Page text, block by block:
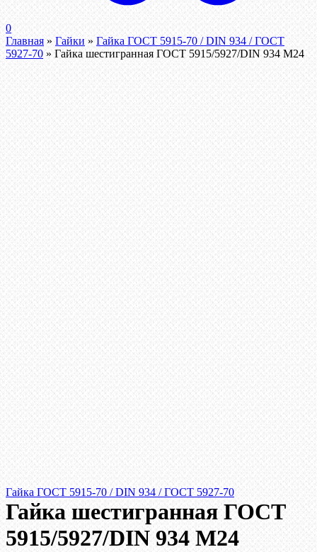
0
Главная » Гайки » Гайка ГОСТ 5915-70 / DIN 934 / ГОСТ
5927-70 » Гайка шестигранная ГОСТ 5915/5927/DIN 934 М24
Гайка ГОСТ 5915-70 / DIN 934 / ГОСТ 5927-70
Гайка шестигранная ГОСТ
5915/5927/DIN 934 М24